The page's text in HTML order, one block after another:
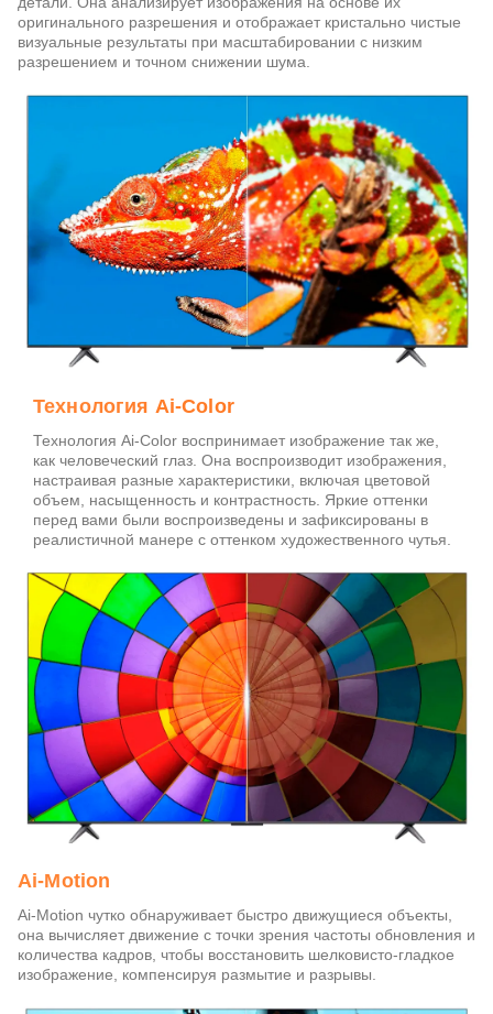
оригинального разрешения и отображает кристально чистые
визуальные результаты при масштабировании с низким
разрешением и точном снижении шума.
Технология Ai-Color
Технология Ai-Color воспринимает изображение так же,
как человеческий глаз. Она воспроизводит изображения,
настраивая разные характеристики, включая цветовой
объем, насыщенность и контрастность. Яркие оттенки
перед вами были воспроизведены и зафиксированы в
реалистичной манере с оттенком художественного чутья.
Ai-Motion
Ai-Motion чутко обнаруживает быстро движущиеся объекты,
она вычисляет движение с точки зрения частоты обновления и
количества кадров, чтобы восстановить шелковисто-гладкое
изображение, компенсируя размытие и разрывы.